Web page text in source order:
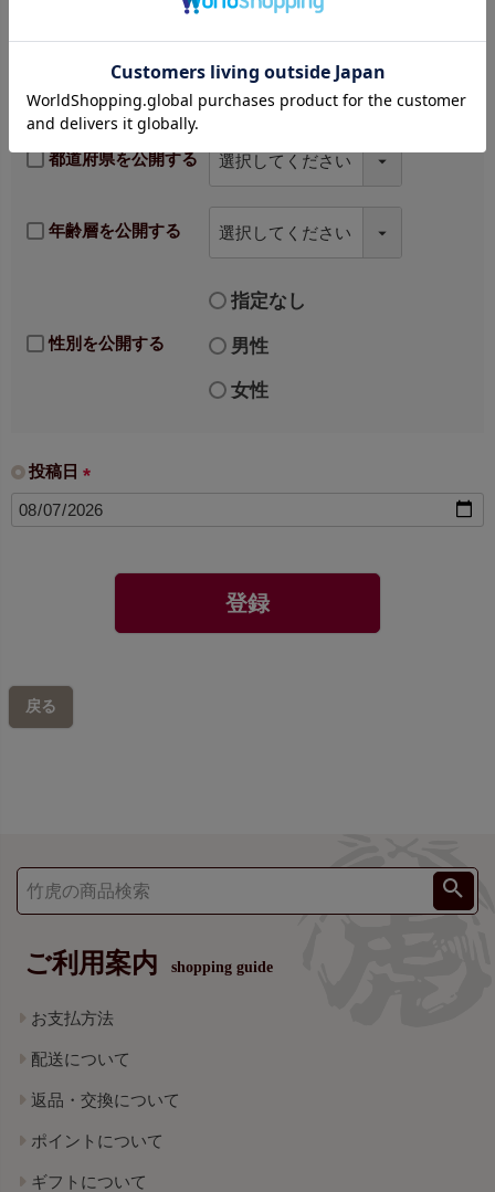
プロフィール公開
チェックを入れると、都道府県、年齢層、性別が表示されま
す。
都道府県を公開する
年齢層を公開する
性別を公開する
指定なし
男性
女性
投稿日
(
必
登録
戻る
ご利用案内 shopping guide
お支払方法
配送について
返品・交換について
ポイントについて
ギフトについて